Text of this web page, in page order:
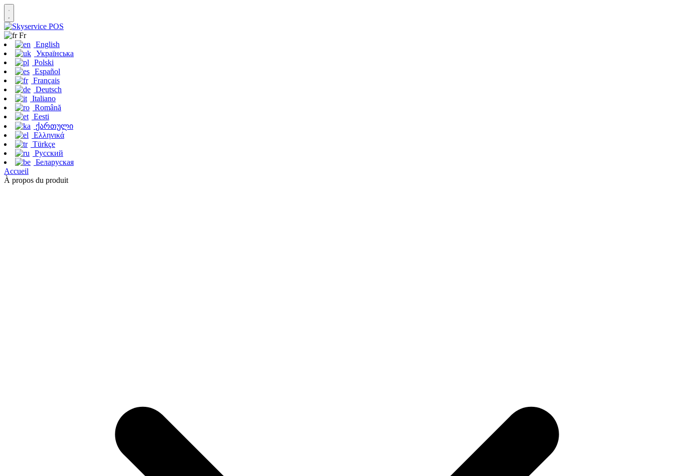
Fr
English
Українська
Polski
Español
Français
Deutsch
Italiano
Română
Eesti
ქართული
Ελληνικά
Türkçe
Русский
Беларуская
Accueil
À propos du produit